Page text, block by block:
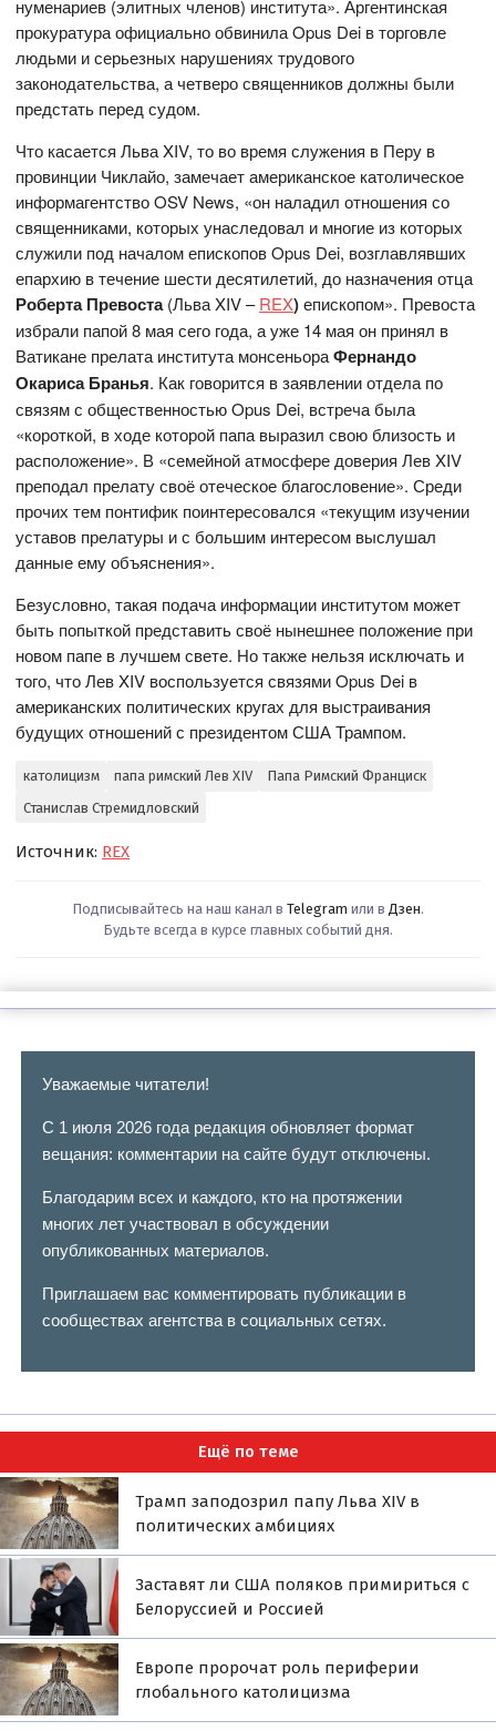
нуменариев (элитных членов) института». Аргентинская
прокуратура официально обвинила Opus Dei в торговле
людьми и серьезных нарушениях трудового
законодательства, а четверо священников должны были
предстать перед судом.
Что касается Льва XIV, то во время служения в Перу в
провинции Чиклайо, замечает американское католическое
информагентство OSV News, «он наладил отношения со
священниками, которых унаследовал и многие из которых
служили под началом епископов Opus Dei, возглавлявших
епархию в течение шести десятилетий, до назначения отца
Роберта Превоста(Льва XIV –REX)епископом». Превоста
избрали папой 8 мая сего года, а уже 14 мая он принял в
Ватикане прелата института монсеньораФернандо
Окариса Бранья. Как говорится в заявлении отдела по
связям с общественностью Opus Dei, встреча была
«короткой, в ходе которой папа выразил свою близость и
расположение». В «семейной атмосфере доверия Лев XIV
преподал прелату своё отеческое благословение». Среди
прочих тем понтифик поинтересовался «текущим изучении
уставов прелатуры и с большим интересом выслушал
данные ему объяснения».
Безусловно, такая подача информации институтом может
быть попыткой представить своё нынешнее положение при
новом папе в лучшем свете. Но также нельзя исключать и
того, что Лев XIV воспользуется связями Opus Dei в
американских политических кругах для выстраивания
будущих отношений с президентом США Трампом.
католицизм папа римский Лев XIV
Папа Римский Франциск
Станислав Стремидловский
Источник: REX
Подписывайтесь на наш канал в Telegram или в Дзен.
Будьте всегда в курсе главных событий дня.
Уважаемые читатели!
С 1 июля 2026 года редакция обновляет формат
вещания: комментарии на сайте будут отключены.
Благодарим всех и каждого, кто на протяжении
многих лет участвовал в обсуждении
опубликованных материалов.
Приглашаем вас комментировать публикации в
сообществах агентства в социальных сетях.
Ещё по теме
Трамп заподозрил папу Льва XIV в
политических амбициях
Заставят ли США поляков примириться с
Белоруссией и Россией
Европе пророчат роль периферии
глобального католицизма